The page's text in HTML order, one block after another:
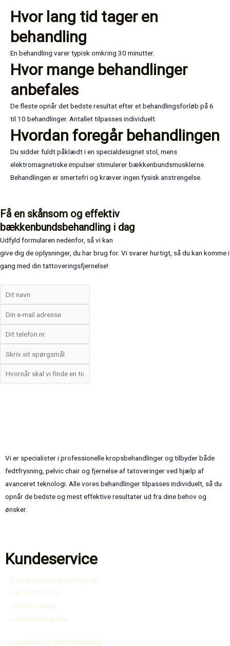
Hvor lang tid tager en
behandling
En behandling varer typisk omkring 30 minutter.
Hvor mange behandlinger
anbefales
De fleste opnår det bedste resultat efter et behandlingsforløb på 6
til 10 behandlinger. Antallet tilpasses individuelt.
Hvordan foregår behandlingen
Du sidder fuldt påklædt i en specialdesignet stol, mens
elektromagnetiske impulser stimulerer bækkenbundsmusklerne.
Behandlingen er smertefri og kræver ingen fysisk anstrengelse.
Få en skånsom og effektiv
bækkenbundsbehandling i dag
Udfyld formularen nedenfor, så vi kan
give dig de oplysninger, du har brug for. Vi svarer hurtigt, så du kan komme i
gang med din tattoveringsfjernelse!
Vi er specialister i professionelle kropsbehandlinger og tilbyder både
fedtfrysning, pelvic chair og fjernelse af tatoveringer ved hjælp af
avanceret teknologi. Alle vores behandlinger tilpasses individuelt, så du
opnår de bedste og mest effektive resultater ud fra dine behov og
ønsker.
Kundeservice
kontakt@cleanskinstudio.dk
+45 22 75 72 22
Online booking
Handelsbetingelser
Langelinie 22, 8600 Silkeborg